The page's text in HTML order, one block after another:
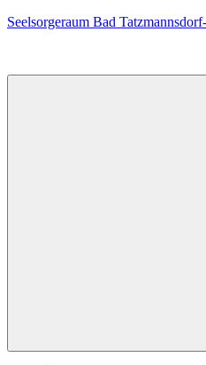
Zum
Seelsorgeraum Bad